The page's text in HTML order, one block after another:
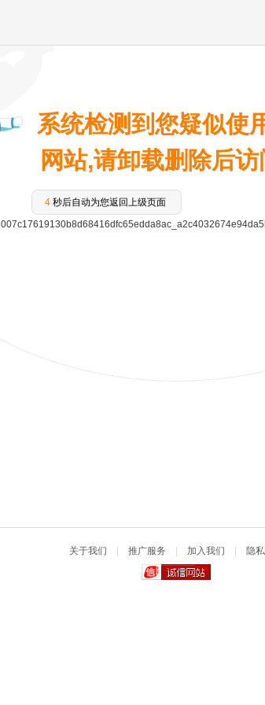
系统检测到您疑似使
网站,请卸载删除后
4 秒后自动为您返回上级页面
关于我们 推广服务 加入我们 隐